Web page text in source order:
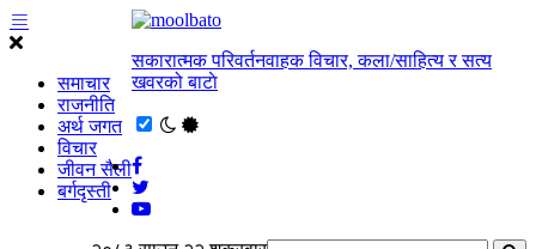
समाचार
राजनीति
अर्थ जगत
विचार
जीवन सैली
बर्गदृस्ती
सकारात्मक परिवर्तनवाहक विचार, कला/साहित्य र सत्य
खवरको बाटाे